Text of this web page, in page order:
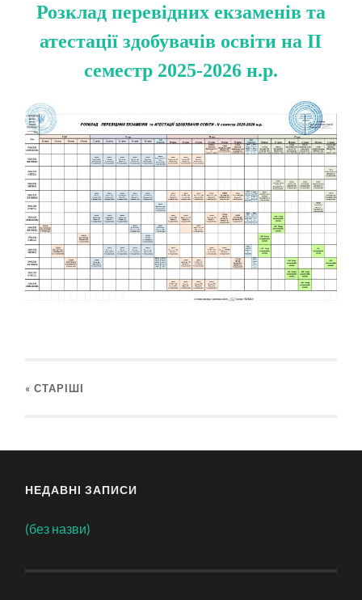
Розклад перевідних екзаменів та
атестації здобувачів освіти на ІІ
семестр 2025-2026 н.р.
« СТАРІШІ
НЕДАВНІ ЗАПИСИ
(без назви)